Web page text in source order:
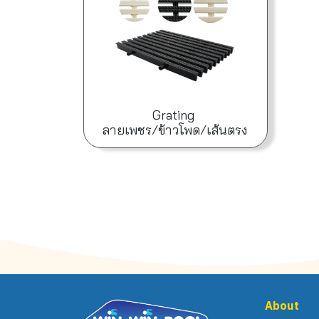
Grating
ลายเพชร/ข้าวโพด/เส้นตรง
About